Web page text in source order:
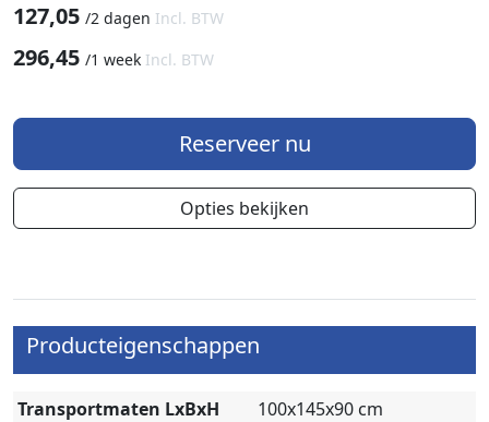
127,05 /2 dagen Incl. BTW
296,45 /1 week Incl. BTW
Reserveer nu
Opties bekijken
Producteigenschappen
Transportmaten LxBxH
100x145x90 cm